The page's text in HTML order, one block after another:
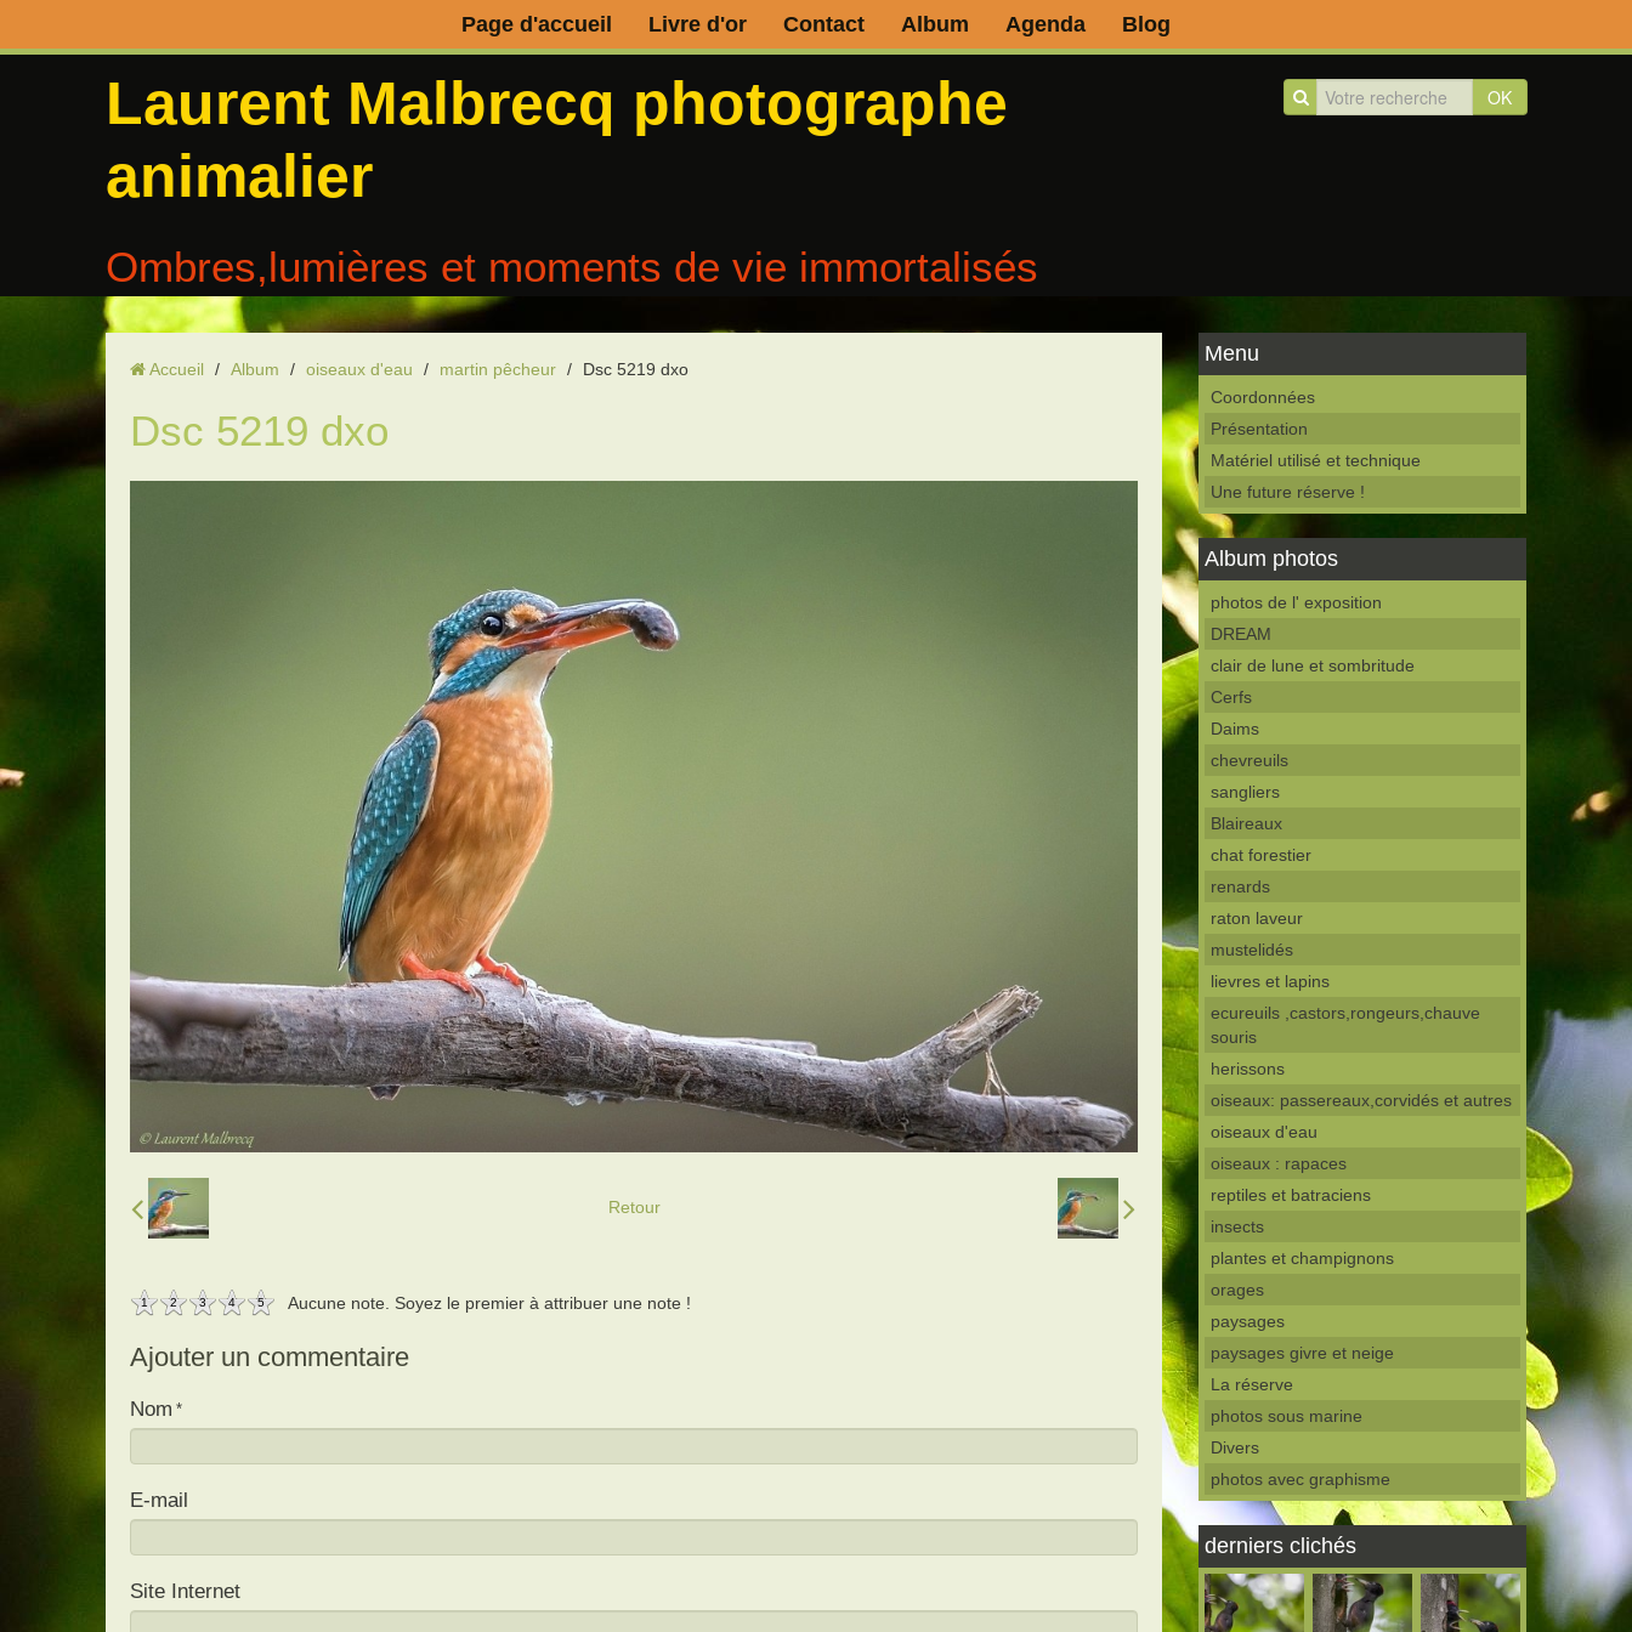
Page d'accueil Livre d'or Contact Album Agenda Blog
OK
Laurent Malbrecq photographe
animalier
Ombres,lumières et moments de vie immortalisés
Accueil / Album / oiseaux d'eau / martin pêcheur / Dsc 5219 dxo
Dsc 5219 dxo
Retour
1 2 3 4 5 Aucune note. Soyez le premier à attribuer une note !
Ajouter un commentaire
Nom
E-mail
Site Internet
Menu
Coordonnées
Présentation
Matériel utilisé et technique
Une future réserve !
Album photos
photos de l' exposition
DREAM
clair de lune et sombritude
Cerfs
Daims
chevreuils
sangliers
Blaireaux
chat forestier
renards
raton laveur
mustelidés
lievres et lapins
ecureuils ,castors,rongeurs,chauve
souris
herissons
oiseaux: passereaux,corvidés et autres
oiseaux d'eau
oiseaux : rapaces
reptiles et batraciens
insects
plantes et champignons
orages
paysages
paysages givre et neige
La réserve
photos sous marine
Divers
photos avec graphisme
derniers clichés